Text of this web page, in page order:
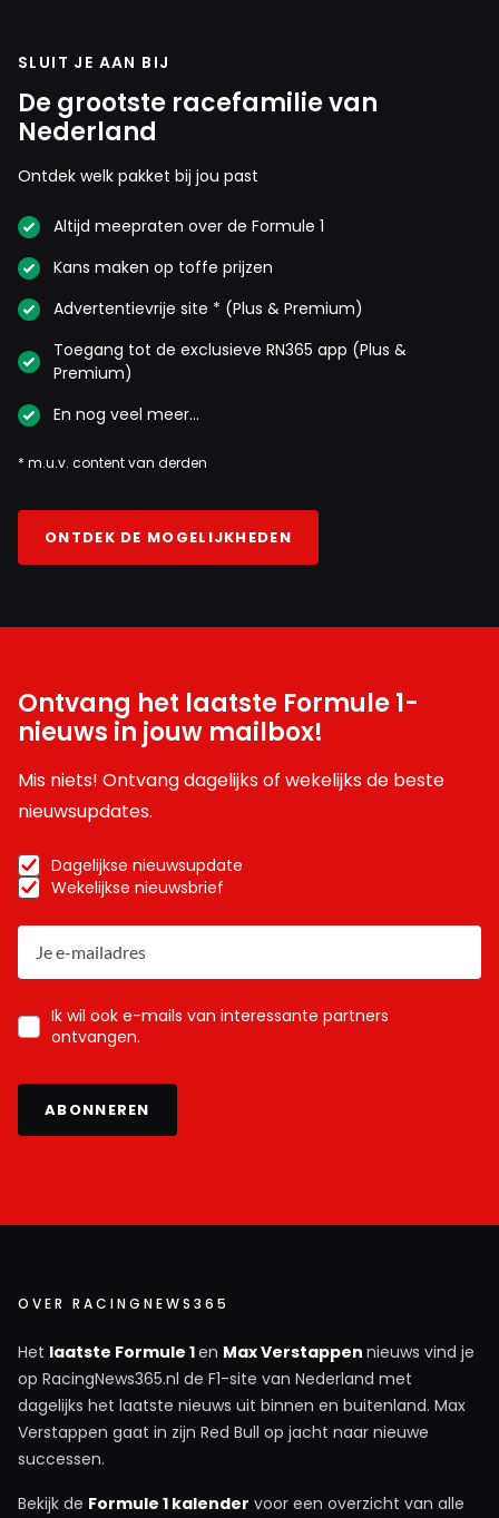
SLUIT JE AAN BIJ
De grootste racefamilie van
Nederland
Ontdek welk pakket bij jou past
Altijd meepraten over de Formule 1
Kans maken op toffe prijzen
Advertentievrije site * (Plus & Premium)
Toegang tot de exclusieve RN365 app (Plus &
Premium)
En nog veel meer…
* m.u.v. content van derden
ONTDEK DE MOGELIJKHEDEN
Ontvang het laatste Formule 1-
nieuws in jouw mailbox!
Mis niets! Ontvang dagelijks of wekelijks de beste
nieuwsupdates.
Dagelijkse nieuwsupdate
Wekelijkse nieuwsbrief
Ik wil ook e-mails van interessante partners
ontvangen.
ABONNEREN
OVER RACINGNEWS365
Het laatste Formule 1en Max Verstappen nieuws vind je
op RacingNews365.nl de F1-site van Nederland met
dagelijks het laatste nieuws uit binnen en buitenland. Max
Verstappen gaat in zijn Red Bull op jacht naar nieuwe
successen.
Bekijk de Formule 1 kalender voor een overzicht van alle